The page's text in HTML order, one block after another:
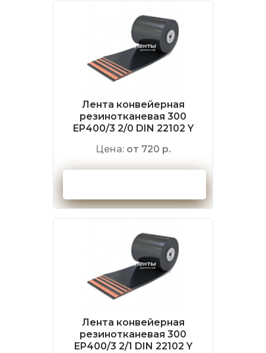
Лента конвейерная
резинотканевая 300
EP400/3 2/0 DIN 22102 Y
Цена: от 720 р.
Лента конвейерная
резинотканевая 300
EP400/3 2/1 DIN 22102 Y